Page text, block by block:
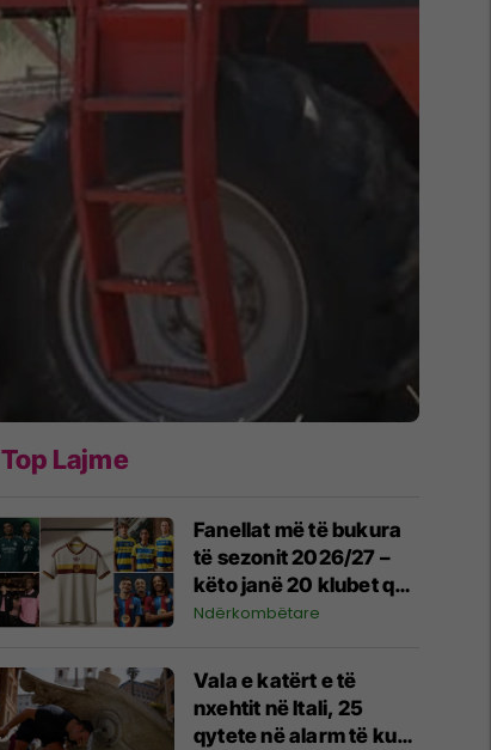
Top Lajme
Fanellat më të bukura
të sezonit 2026/27 –
këto janë 20 klubet që
spikatën me dizajnin e
Ndërkombëtare
Vala e katërt e të
nxehtit në Itali, 25
qytete në alarm të kuq